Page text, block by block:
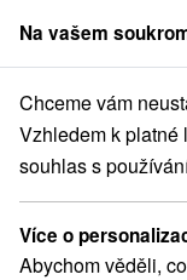
člen skupinySorger
Teplice
Park hotel
Trenčianske Teplice
Na vašem
Chceme vám
Vzhledem k platné
souhlas s
Více o
Abychom věděli,